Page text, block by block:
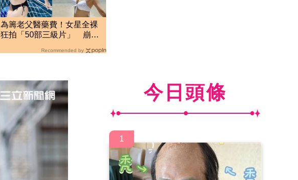
為籌老父醫藥費！女星全裸
狂拍「50部三級片」 崩潰
Recommended by
今日頭條
1